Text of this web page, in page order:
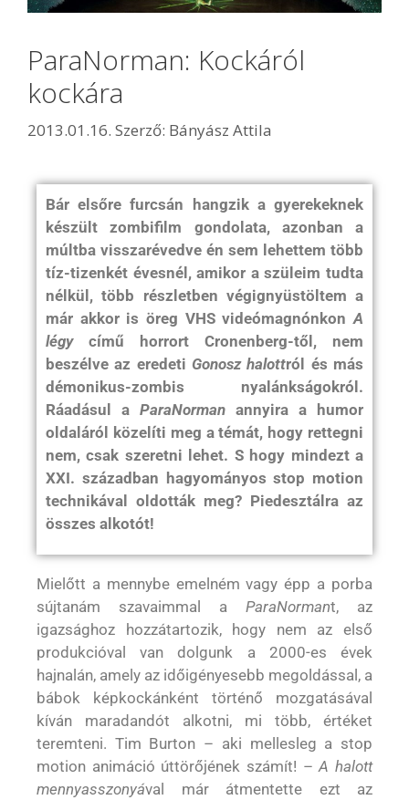
ParaNorman: Kockáról
kockára
2013.01.16. Szerző: Bányász Attila
Bár elsőre furcsán hangzik a gyerekeknek
készült zombifilm gondolata, azonban a
múltba visszarévedve én sem lehettem több
tíz-tizenkét évesnél, amikor a szüleim tudta
nélkül, több részletben végignyüstöltem a
már akkor is öreg VHS videómagnónkonA
légy című horrort Cronenberg-től, nem
beszélve az eredeti Gonosz halottról és más
démonikus-zombis nyalánkságokról.
Ráadásul a ParaNorman annyira a humor
oldaláról közelíti meg a témát, hogy rettegni
nem, csak szeretni lehet. S hogy mindezt a
XXI. században hagyományos stop motion
technikával oldották meg? Piedesztálra az
összes alkotót!
Mielőtt a mennybe emelném vagy épp a porba
sújtanám szavaimmal a ParaNormant, az
igazsághoz hozzátartozik, hogy nem az első
produkcióval van dolgunk a 2000-es évek
hajnalán, amely az időigényesebb megoldással, a
bábok képkockánként történő mozgatásával
kíván maradandót alkotni, mi több, értéket
teremteni. Tim Burton – aki mellesleg a stop
motion animáció úttörőjének számít! –A halott
mennyasszonyával már átmentette ezt az